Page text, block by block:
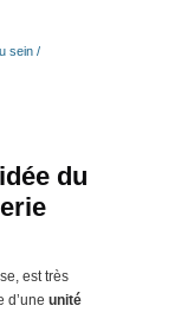
sein /
du
est très
d’une unité